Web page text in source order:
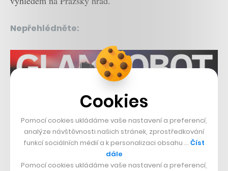
Nepřehlédněte:
Související témata:
Plzeňský Prazdroj Sparta
Cookies
Pomocí cookies ukládáme vaše nastavení a preferencí,
analýze návštěvnosti našich stránek, zprostředkování
funkcí sociálních médií a k personalizaci obsahu … Číst
dále
Pomocí cookies ukládáme vaše nastavení a preferencí,